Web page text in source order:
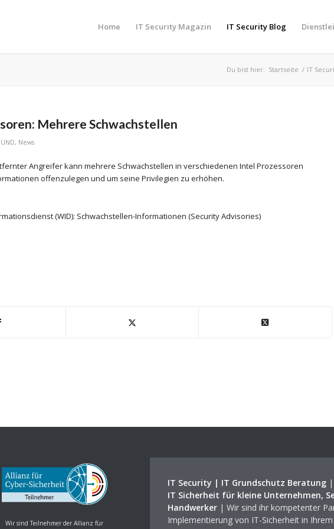
Home IT Security Magazin IT Security Blog
Du bist hier: Startseite / IT
Mehrere Schwachstellen
, News
Angreifer kann mehrere Schwachstellen in verschiedenen Intel Prozessoren
offenzulegen und um seine Privilegien zu erhöhen.
(WID): Schwachstellen-Informationen (Security Advisories)
Wir sind Teilnehmer der Allianz für
IT Security | IT Grundschutz Beratung|
IT Sicherheit für kleine Unternehmen,
Handwerker| Wir sind ihr kompetenter
Implementierung von IT-Sicherheit in